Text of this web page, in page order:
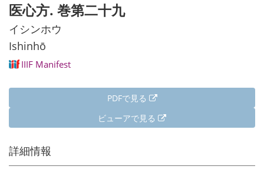
り
ト
医心方. 巻第二十九
イシンホウ
Ishinhō
IIIF Manifest
PDFで見る
ビューアで見る
詳細情報